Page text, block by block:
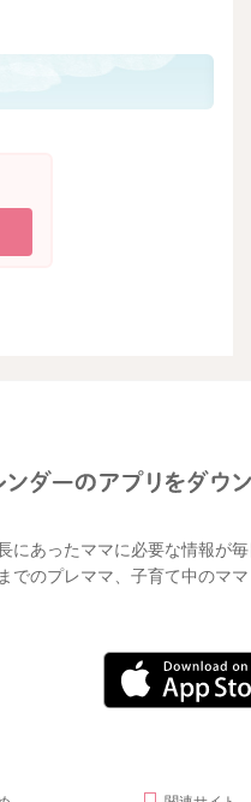
にあったママに必要な情報が毎
でのプレママ、子育て中のマ